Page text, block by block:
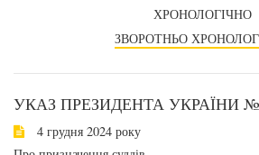
ХРОНОЛОГІЧНО
ЗВОРОТНЬО
УКАЗ ПРЕЗИДЕНТА УКРАЇНИ
4 грудня 2024 року